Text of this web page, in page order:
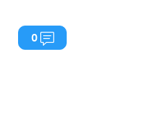
0 Commentaires